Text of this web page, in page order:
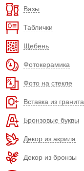
Вазы
Таблички
Щебень
Фотокерамика
Фото на стекле
Вставка из гранита
Бронзовые буквы
Декор из акрила
Декор из бронзы